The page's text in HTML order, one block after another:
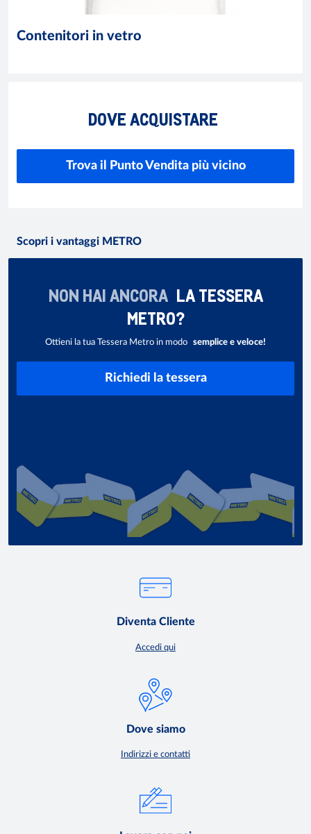
Contenitori in vetro
DOVE ACQUISTARE
Trova il Punto Vendita più vicino
Scopri i vantaggi METRO
NON HAI ANCORA LA TESSERA
METRO?
Ottieni la tua Tessera Metro in modo semplice e veloce!
Richiedi la tessera
Diventa Cliente
Accedi qui
Dove siamo
Indirizzi e contatti